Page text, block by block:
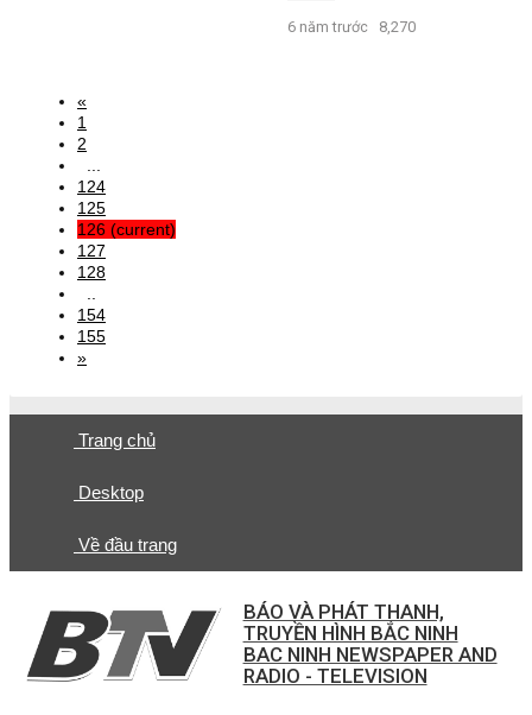
6 năm trước 8,270
«
1
2
...
124
125
126 (current)
127
128
..
154
155
»
Trang chủ
Desktop
Về đầu trang
BÁO VÀ PHÁT THANH,
TRUYỀN HÌNH BẮC NINH
BAC NINH NEWSPAPER AND
RADIO - TELEVISION